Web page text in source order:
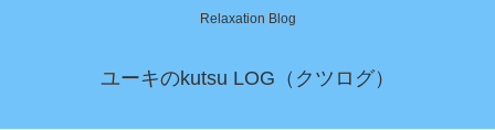
Relaxation Blog
ユーキのkutsu LOG（クツログ）